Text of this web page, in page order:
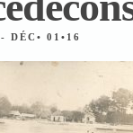
- DÉC• 01•16